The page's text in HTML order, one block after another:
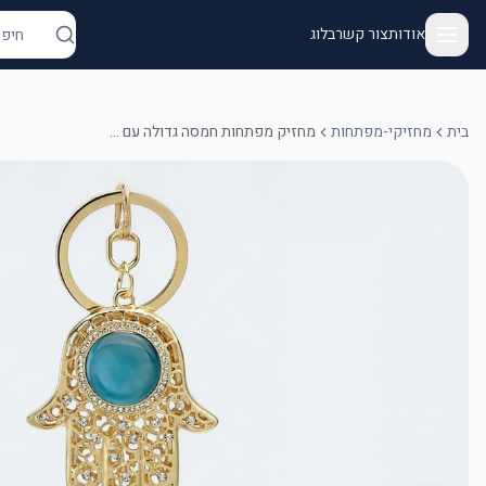
אודותצור קשרבלוג
בית מחזיקי-מפתחות מחזיק מפתחות חמסה גדולה עם אבן מרכזית